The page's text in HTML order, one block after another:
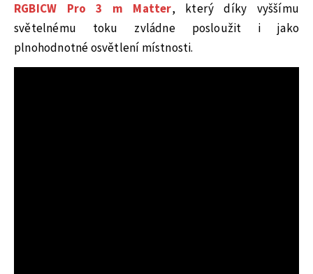
RGBICW Pro 3 m Matter, který díky vyššímu
světelnému toku zvládne posloužit i jako
plnohodnotné osvětlení místnosti.